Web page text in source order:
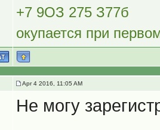
+7 9OЗ 275 З77б
окупается при
Apr 4 2016, 11:05 AM
Не могу